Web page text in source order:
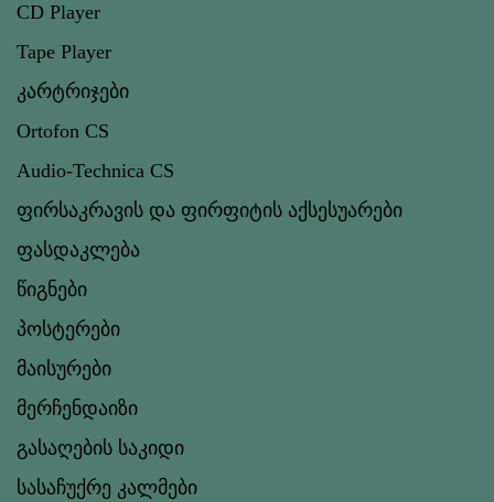
CD Player
Tape Player
კარტრიჯები
Ortofon CS
Audio-Technica CS
ფირსაკრავის და ფირფიტის აქსესუარები
ფასდაკლება
წიგნები
პოსტერები
მაისურები
მერჩენდაიზი
გასაღების საკიდი
სასაჩუქრე კალმები